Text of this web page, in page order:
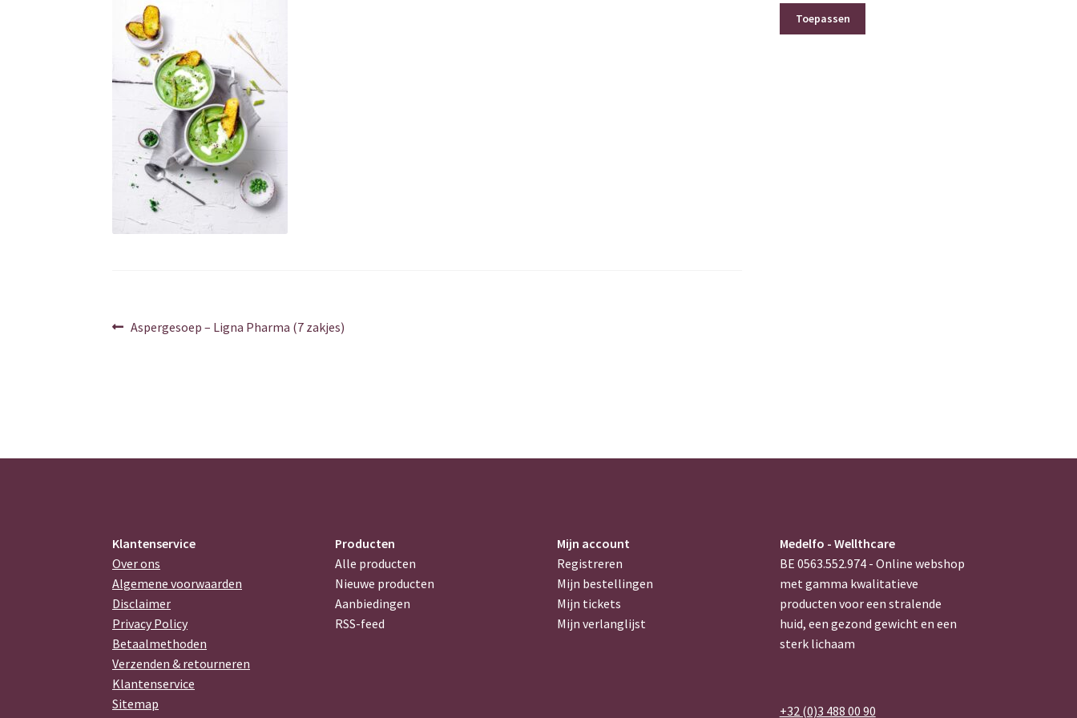
Berichtnavigatie
Vorig
Aspergesoep – Ligna Pharma (7 zakjes)
Toepassen
Klantenservice
Over ons
Algemene voorwaarden
Disclaimer
Privacy Policy
Betaalmethoden
Verzenden & retourneren
Klantenservice
Sitemap
Producten
Alle producten
Nieuwe producten
Aanbiedingen
RSS-feed
Mijn account
Registreren
Mijn bestellingen
Mijn tickets
Mijn verlanglijst
Medelfo - Wellthcare
BE 0563.552.974 - Online webshop
met gamma kwalitatieve
producten voor een stralende
huid, een gezond gewicht en een
sterk lichaam
+32 (0)3 488 00 90